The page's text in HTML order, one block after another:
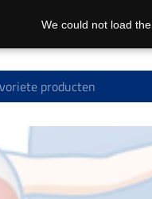
producten
We could not load